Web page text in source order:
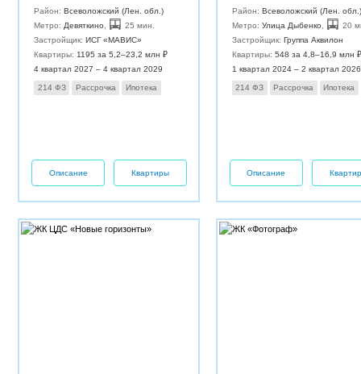
Район:Всеволожский (Лен. обл.)
Метро: Девяткино
25 мин.
Застройщик:ИСГ «МАВИС»
Квартиры: 1195 за 5,2–23,2 млн ₽
4 квартал 2027 – 4 квартал 2029
214 ФЗ Рассрочка Ипотека
Описание Квартиры
Район: Всеволожский (Лен. обл.)
Метро: Улица Дыбенко
20
Застройщик: Группа Аквилон
Квартиры: 548 за 4,8–16,9 млн ₽
1 квартал 2024 – 2 квартал 2026
214 ФЗ Рассрочка Ипотека
Описание